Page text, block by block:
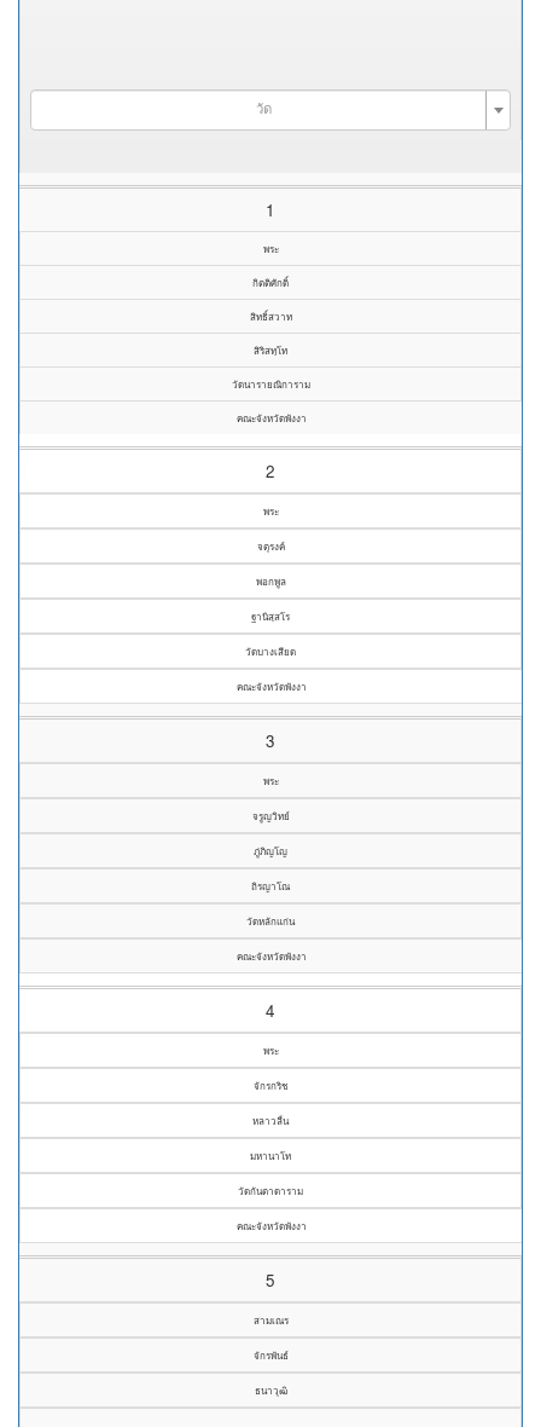
วัด
1
พระ
กิตติศักดิ์
สิทธิ์สวาท
สิริสทฺโท
วัดนารายณิการาม
คณะจังหวัดพังงา
2
พระ
จตุรงค์
พอกพูล
ฐานิสฺสโร
วัดบางเสียด
คณะจังหวัดพังงา
3
พระ
จรูญวิทย์
ภู่ภิญโญ
ถิรญาโณ
วัดหลักแก่น
คณะจังหวัดพังงา
4
พระ
จักรกริช
หลาวลื่น
มหานาโท
วัดกันตาดาราม
คณะจังหวัดพังงา
5
สามเณร
จักรพันธ์
ธนาวุฒิ